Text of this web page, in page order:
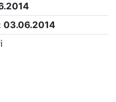
03.06.2014